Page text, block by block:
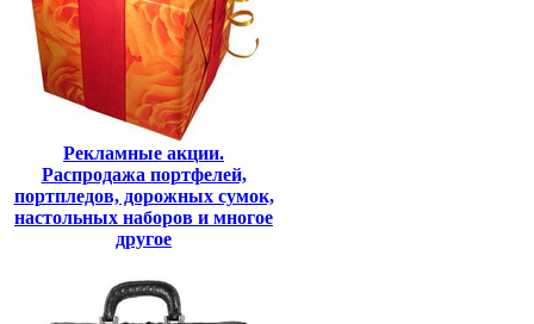
Рекламные акции.
Распродажа портфелей,
портпледов, дорожных сумок,
настольных наборов и многое
другое